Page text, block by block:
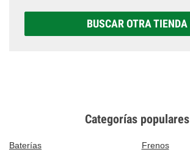
BUSCAR OTRA TIENDA
Categorías populares
Baterías
Frenos